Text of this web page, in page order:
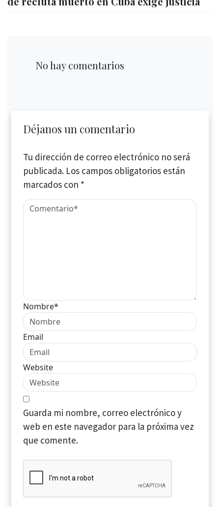
No hay comentarios
Déjanos un comentario
Tu dirección de correo electrónico no será
publicada. Los campos obligatorios están
marcados con *
Nombre*
Email
Website
Guarda mi nombre, correo electrónico y
web en este navegador para la próxima vez
que comente.